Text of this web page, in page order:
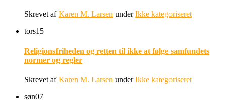
Skrevet afKaren M. Larsen underIkke kategoriseret
tors15
Religionsfriheden og retten til ikke at følge samfundets
normer og regler
Skrevet afKaren M. Larsen underIkke kategoriseret
søn07